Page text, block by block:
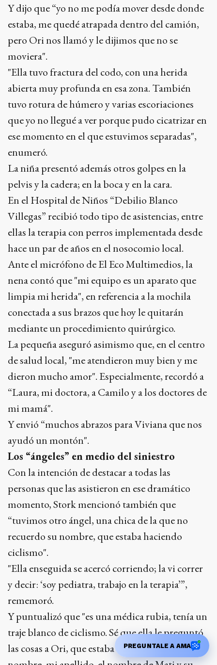
Y dijo que “yo no me podía mover desde donde
estaba, me quedé atrapada dentro del camión,
pero Ori nos llamó y le dijimos que no se
moviera".
"Ella tuvo fractura del codo, con una herida
abierta muy profunda en esa zona. También
tuvo rotura de húmero y varias escoriaciones
que yo no llegué a ver porque pudo cicatrizar en
ese momento en el que estuvimos separadas",
enumeró.
La niña presentó además otros golpes en la
pelvis y la cadera; en la boca y en la cara.
En el Hospital de Niños “Debilio Blanco
Villegas” recibió todo tipo de asistencias, entre
ellas la terapia con perros implementada desde
hace un par de años en el nosocomio local.
Ante el micrófono de El Eco Multimedios, la
nena contó que "mi equipo es un aparato que
limpia mi herida", en referencia a la mochila
conectada a sus brazos que hoy le quitarán
mediante un procedimiento quirúrgico.
La pequeña aseguró asimismo que, en el centro
de salud local, "me atendieron muy bien y me
dieron mucho amor". Especialmente, recordó a
“Laura, mi doctora, a Camilo y a los doctores de
mi mamá".
Y envió “muchos abrazos para Viviana que nos
ayudó un montón".
Los “ángeles” en medio del siniestro
Con la intención de destacar a todas las
personas que las asistieron en ese dramático
momento, Stork mencionó también que
“tuvimos otro ángel, una chica de la que no
recuerdo su nombre, que estaba haciendo
ciclismo".
"Ella enseguida se acercó corriendo; la vi correr
y decir: ‘soy pediatra, trabajo en la terapia’”,
rememoró.
Y puntualizó que "es una médica rubia, tenía un
traje blanco de ciclismo. Sé que ella le preguntó
las cosas a Ori, que estaba consciente y le dio mi
PREGUNTALE A AMA